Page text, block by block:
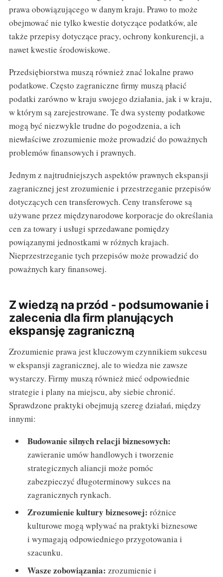
prawa obowiązującego w danym kraju. Prawo to może
obejmować nie tylko kwestie dotyczące podatków, ale
także przepisy dotyczące pracy, ochrony konkurencji, a
nawet kwestie środowiskowe.
Przedsiębiorstwa muszą również znać lokalne prawo
podatkowe. Często zagraniczne firmy muszą płacić
podatki zarówno w kraju swojego działania, jak i w kraju,
w którym są zarejestrowane. Te dwa systemy podatkowe
mogą być niezwykle trudne do pogodzenia, a ich
niewłaściwe zrozumienie może prowadzić do poważnych
problemów finansowych i prawnych.
Jednym z najtrudniejszych aspektów prawnych ekspansji
zagranicznej jest zrozumienie i przestrzeganie przepisów
dotyczących cen transferowych. Ceny transferowe są
używane przez międzynarodowe korporacje do określania
cen za towary i usługi sprzedawane pomiędzy
powiązanymi jednostkami w różnych krajach.
Nieprzestrzeganie tych przepisów może prowadzić do
poważnych kary finansowej.
Z wiedzą na przód - podsumowanie i
zalecenia dla firm planujących
ekspansję zagraniczną
Zrozumienie prawa jest kluczowym czynnikiem sukcesu
w ekspansji zagranicznej, ale to wiedza nie zawsze
wystarczy. Firmy muszą również mieć odpowiednie
strategie i plany na miejscu, aby siebie chronić.
Sprawdzone praktyki obejmują szereg działań, między
innymi:
Budowanie silnych relacji biznesowych:
zawieranie umów handlowych i tworzenie
strategicznych aliancji może pomóc
zabezpieczyć długoterminowy sukces na
zagranicznych rynkach.
Zrozumienie kultury biznesowej: różnice
kulturowe mogą wpływać na praktyki biznesowe
i wymagają odpowiedniego przygotowania i
szacunku.
Wasze zobowiązania: zrozumienie i